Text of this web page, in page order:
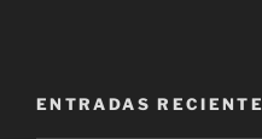
ENTRADAS